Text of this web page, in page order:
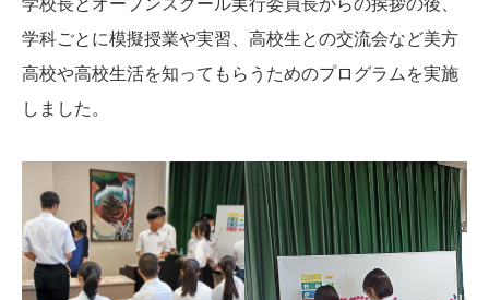
学校長とオープンスクール実行委員長からの挨拶の後、
学科ごとに模擬授業や実習、高校生との交流会など美方
高校や高校生活を知ってもらうためのプログラムを実施
しました。